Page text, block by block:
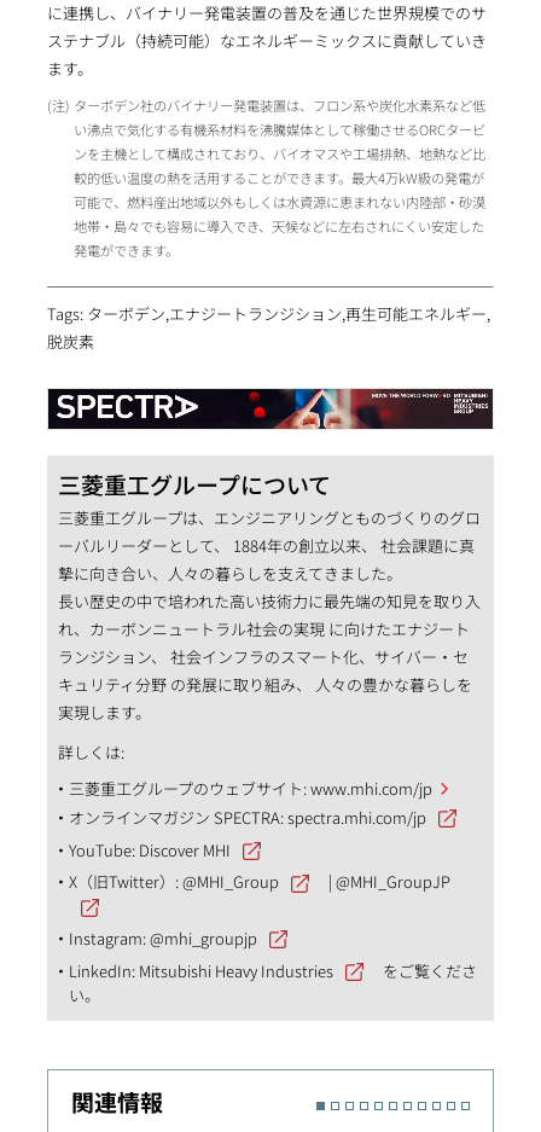
に連携し、バイナリー発電装置の普及を通じた世界規模でのサ
ステナブル（持続可能）なエネルギーミックスに貢献していき
ます。
ターボデン社のバイナリー発電装置は、フロン系や炭化水素系など低
い沸点で気化する有機系材料を沸騰媒体として稼働させるORCタービ
ンを主機として構成されており、バイオマスや工場排熱、地熱など比
較的低い温度の熱を活用することができます。最大4万kW級の発電が
可能で、燃料産出地域以外もしくは水資源に恵まれない内陸部・砂漠
地帯・島々でも容易に導入でき、天候などに左右されにくい安定した
発電ができます。
Tags: ターボデン,エナジートランジション,再生可能エネルギー,
脱炭素
三菱重工グループについて
三菱重工グループは、エンジニアリングとものづくりのグロ
ーバルリーダーとして、 1884年の創立以来、 社会課題に真
摯に向き合い、人々の暮らしを支えてきました。
長い歴史の中で培われた高い技術力に最先端の知見を取り入
れ、カーボンニュートラル社会の実現 に向けたエナジート
ランジション、 社会インフラのスマート化、サイバー・セ
キュリティ分野 の発展に取り組み、 人々の豊かな暮らしを
実現します。
詳しくは:
三菱重工グループのウェブサイト:www.mhi.com/jp
オンラインマガジン SPECTRA:spectra.mhi.com/jp
YouTube: Discover MHI
X（旧Twitter）:@MHI_Group |@MHI_GroupJP
Instagram:@mhi_groupjp
LinkedIn: Mitsubishi Heavy Industries
をご覧くださ
い。
関連情報